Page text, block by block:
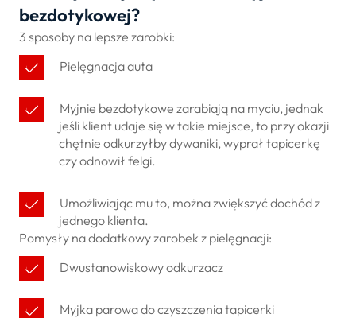
bezdotykowej?
3 sposoby na lepsze zarobki:
Pielęgnacja auta
Myjnie bezdotykowe zarabiają na myciu, jednak
jeśli klient udaje się w takie miejsce, to przy okazji
chętnie odkurzyłby dywaniki, wyprał tapicerkę
czy odnowił felgi.
Umożliwiając mu to, można zwiększyć dochód z
jednego klienta.
Pomysły na dodatkowy zarobek z pielęgnacji:
Dwustanowiskowy odkurzacz
Myjka parowa do czyszczenia tapicerki